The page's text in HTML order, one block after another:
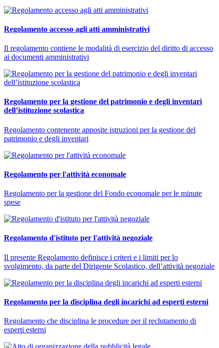
Regolamento accesso agli atti amministrativi
Il regolamento contiene le modalità di esercizio del diritto di accesso
ai documenti amministrativi
Regolamento per la gestione del patrimonio e degli inventari
dell’istituzione scolastica
Regolamento contenente apposite istruzioni per la gestione del
patrimonio e degli inventari
Regolamento per l'attività economale
Regolamento per la gestione del Fondo economale per le minute
spese
Regolamento d'istituto per l'attività negoziale
Il presente Regolamento definisce i criteri e i limiti per lo
svolgimento, da parte del Dirigente Scolastico, dell’attività negoziale
Regolamento per la disciplina degli incarichi ad esperti esterni
Regolamento che disciplina le procedure per il reclutamento di
esperti esterni